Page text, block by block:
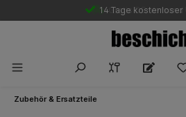
Gratis DE-Versand
14 Tage kostenloser
Zubehör & Ersatzteile